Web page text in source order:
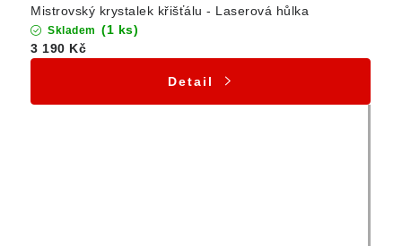
Mistrovský krystalek křišťálu - Laserová hůlka
Skladem (1 ks)
3 190 Kč
Detail